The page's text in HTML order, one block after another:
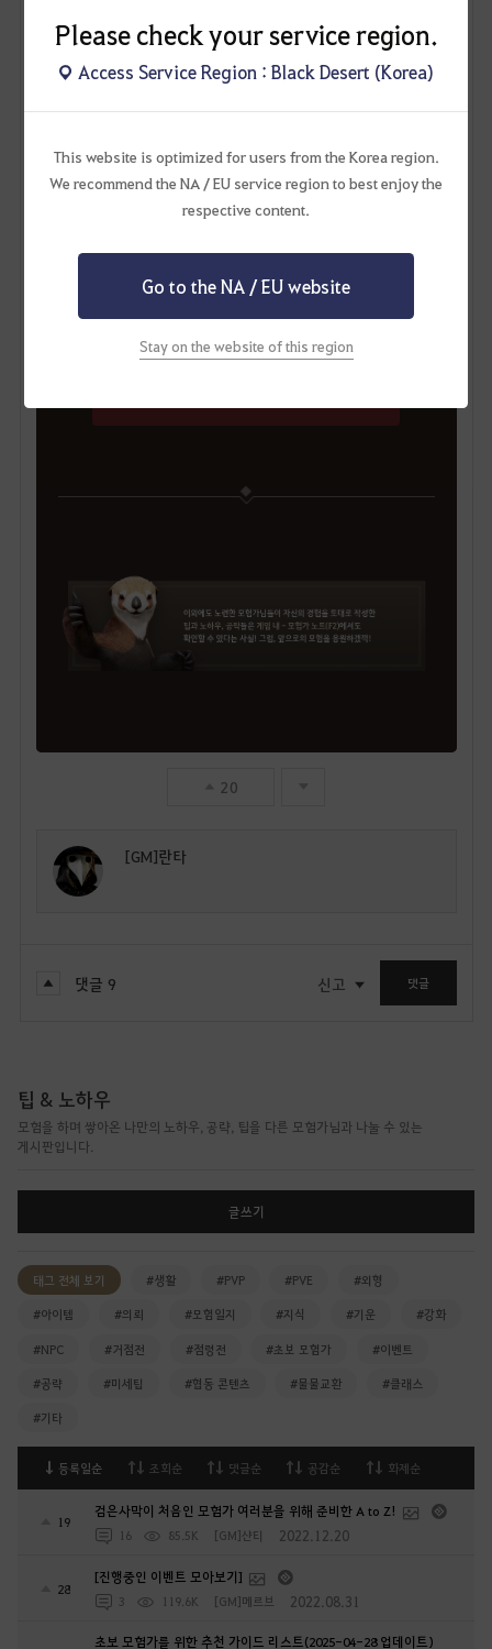
Please check your service region.
Access Service Region : Black Desert (Korea)
This website is optimized for users from the Korea region.
We recommend the NA / EU service region to best enjoy the
respective content.
Go to the NA / EU website
Stay on the website of this region
등급의 고(III) 생활복
등급의 고(III) 생활 도구
응축된 마력의 검은 결정,
응축된 마력의 블랙스톤
크론석 총 9,000개
20
[GM]란타
댓글 9 신고 댓글
팁 & 노하우
모험을 하며 쌓아온 나만의 노하우, 공략, 팁을 다른 모험가님과 나눌 수 있는
게시판입니다.
글쓰기
태그 전체 보기 #생활 #PVP #PVE #외형
#아이템 #의뢰 #모험일지 #지식 #기운 #강화
#NPC #거점전 #점령전 #초보 모험가 #이벤트
#공략 #미세팁 #협동 콘텐츠 #물물교환 #클래스
#기타
등록일순 조회순 댓글순 공감순 화제순
19
검은사막이 처음인 모험가 여러분을 위해 준비한 A to Z!
16 85.5K [GM]샨티 2022.12.20
28
[진행중인 이벤트 모아보기]
3 119.6K [GM]메르브 2022.08.31
초보 모험가를 위한 추천 가이드 리스트(2025-04-28 업데이트)